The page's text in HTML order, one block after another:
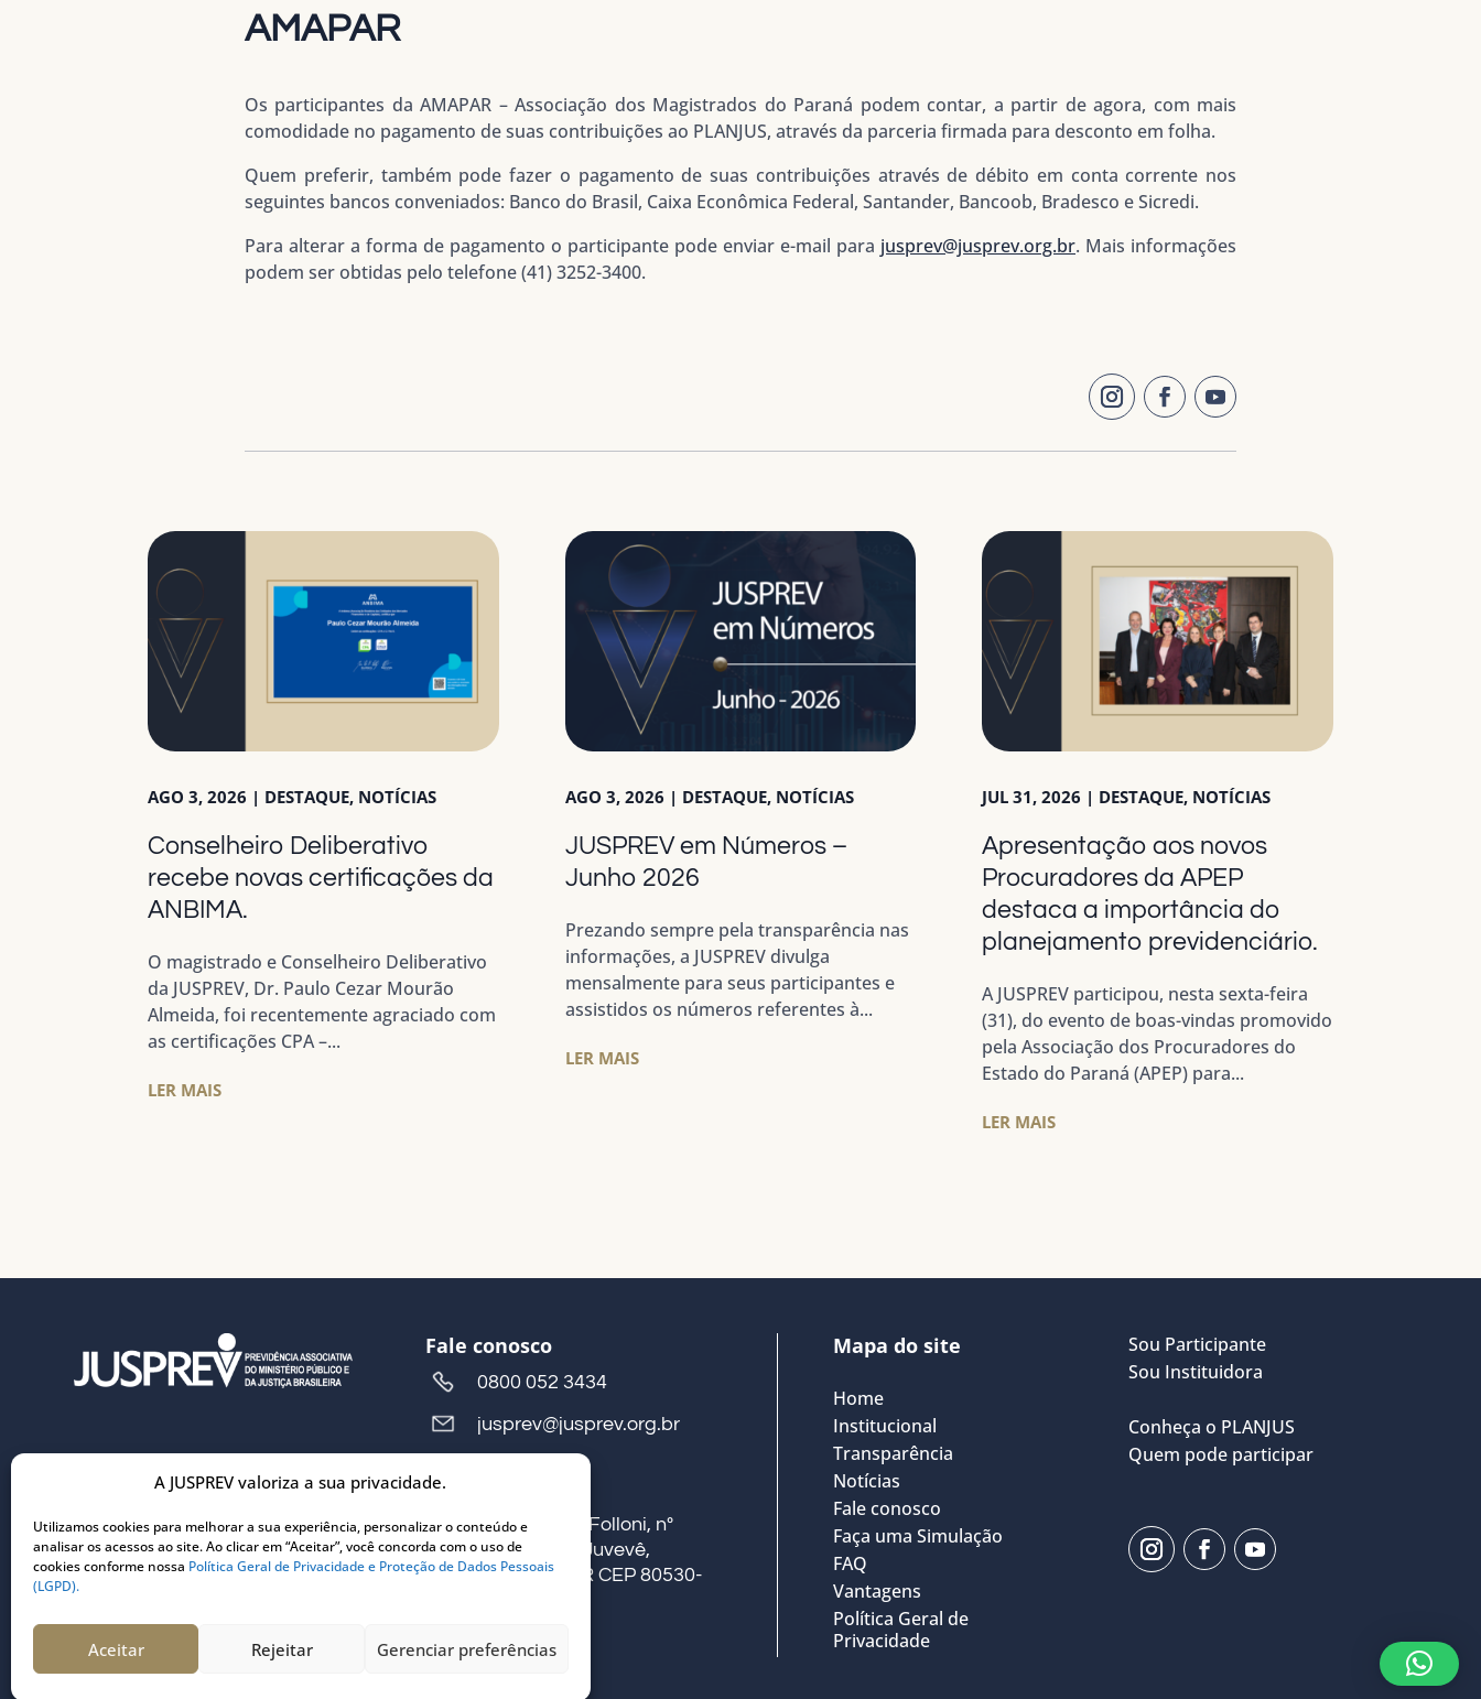
A JUSPREV valoriza a sua privacidade.
Utilizamos cookies para melhorar a sua experiência, personalizar o conteúdo e
analisar os acessos ao site. Ao clicar em “Aceitar”, você concorda com o uso de
cookies conforme nossa Política Geral de Privacidade e Proteção de Dados Pessoais
(LGPD).
Aceitar Rejeitar Gerenciar preferências
AMAPAR
Os participantes da AMAPAR – Associação dos Magistrados do Paraná podem contar, a partir de agora, com mais
comodidade no pagamento de suas contribuições ao PLANJUS, através da parceria firmada para desconto em folha.
Quem preferir, também pode fazer o pagamento de suas contribuições através de débito em conta corrente nos
seguintes bancos conveniados: Banco do Brasil, Caixa Econômica Federal, Santander, Bancoob, Bradesco e Sicredi.
Para alterar a forma de pagamento o participante pode enviar e-mail para jusprev@jusprev.org.br. Mais informações
podem ser obtidas pelo telefone (41) 3252-3400.
Conselheiro Deliberativo
recebe novas certificações da
ANBIMA.
AGO 3, 2026 | DESTAQUE, NOTÍCIAS
O magistrado e Conselheiro Deliberativo
da JUSPREV, Dr. Paulo Cezar Mourão
Almeida, foi recentemente agraciado com
as certificações CPA –...
LER MAIS
JUSPREV em Números –
Junho 2026
AGO 3, 2026 | DESTAQUE, NOTÍCIAS
Prezando sempre pela transparência nas
informações, a JUSPREV divulga
mensalmente para seus participantes e
assistidos os números referentes à...
LER MAIS
Apresentação aos novos
Procuradores da APEP
destaca a importância do
planejamento previdenciário.
JUL 31, 2026 | DESTAQUE, NOTÍCIAS
A JUSPREV participou, nesta sexta-feira
(31), do evento de boas-vindas promovido
pela Associação dos Procuradores do
Estado do Paraná (APEP) para...
LER MAIS
Fale conosco
0800 052 3434
jusprev@jusprev.org.br
Endereço
Rua Alberto Folloni, nº
541, Térreo, Juvevê,
Curitiba – PR CEP 80530-
Mapa do site
Home
Institucional
Transparência
Notícias
Fale conosco
Faça uma Simulação
FAQ
Vantagens
Política Geral de
Privacidade
Sou Participante
Sou Instituidora
Conheça o PLANJUS
Quem pode participar